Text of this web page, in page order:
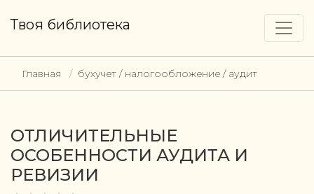
Твоя библиотека
Главная бухучет / налогообложение / аудит
ОТЛИЧИТЕЛЬНЫЕ
ОСОБЕННОСТИ АУДИТА И
РЕВИЗИИ